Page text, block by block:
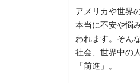
アメリカや世界
本当に不安や悩
われます。そん
社会、世界中の
「前進」。